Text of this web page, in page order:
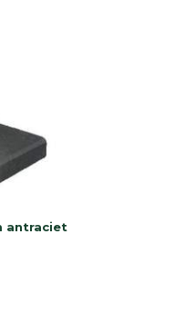
antraciet